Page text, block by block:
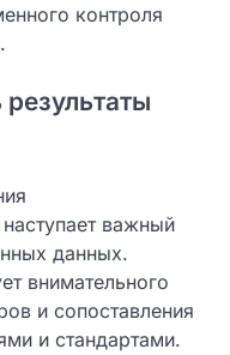
контроля
важный
данных.
внимательного
и сопоставления
и стандартами.